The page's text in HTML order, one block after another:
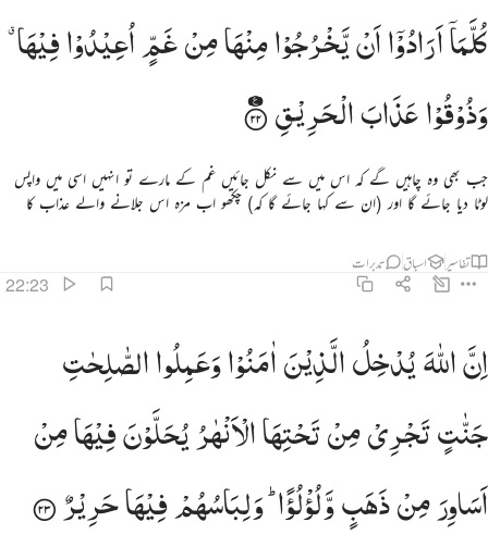
كلما ارادوا ان يخرجوا منها من غم اعيدوا فيها وذوقوا عذاب الحريق ٢٢
كُلَّمَآ أَرَادُوٓا۟ أَن يَخْرُجُوا۟ مِنْهَا مِنْ غَمٍّ أُعِيدُوا۟ فِيهَا وَذُوقُوا۟ عَذَابَ ٱلْحَرِيقِ ٢٢
كُلَّمَاۤاَرَادُوْۤااَنْیَّخْرُجُوْامِنْهَامِنْغَمٍّاُعِیْدُوْافِیْهَا ۗ
وَذُوْقُوْاعَذَابَالْحَرِیْقِ
جب بھی وہ چاہیں گے کہ اس میں سے نکل جائیں غم کے مارے تو انہیں اسی میں واپس
لوٹا دیا جائے گا اور (ان سے کہا جائے گا کہ) چکھو اب مزہ اس جلانے والے عذاب کا
تفاسیر اسباق تدبرات
22:23
ان الله يدخل الذين امنوا وعملوا الصالحات جنات تجري من تحتها الانهار يحلون فيها من اساور من ذهب
إِنَّ ٱللَّهَ يُدْخِلُ ٱلَّذِينَ ءَامَنُوا۟ وَعَمِلُوا۟ ٱلصَّـٰلِحَـٰتِ جَنَّـٰتٍۢ تَجْرِى مِن تَحْتِهَا ٱلْأَنْهَـٰرُ يُحَلَّوْنَ
اِنَّاللّٰهَیُدْخِلُالَّذِیْنَاٰمَنُوْاوَعَمِلُواالصّٰلِحٰتِ
جَنّٰتٍتَجْرِیْمِنْتَحْتِهَاالْاَنْهٰرُیُحَلَّوْنَفِیْهَامِنْ
اَسَاوِرَمِنْذَهَبٍوَّلُؤْلُؤًا ؕ وَلِبَاسُهُمْفِیْهَاحَرِیْرٌ